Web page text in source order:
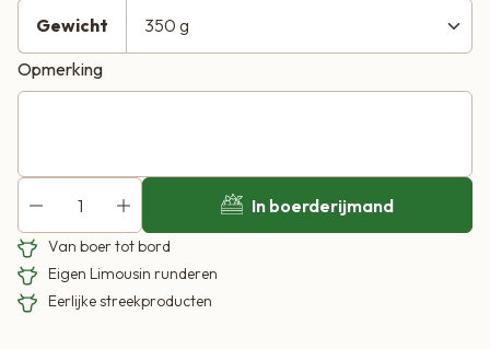
Gewicht
Opmerking
In boerderijmand
Van boer tot bord
Eigen Limousin runderen
Eerlijke streekproducten